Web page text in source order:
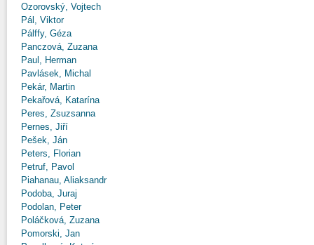
Ozorovský, Vojtech
Pál, Viktor
Pálffy, Géza
Panczová, Zuzana
Paul, Herman
Pavlásek, Michal
Pekár, Martin
Pekařová, Katarína
Peres, Zsuzsanna
Pernes, Jiří
Pešek, Ján
Peters, Florian
Petruf, Pavol
Piahanau, Aliaksandr
Podoba, Juraj
Podolan, Peter
Poláčková, Zuzana
Pomorski, Jan